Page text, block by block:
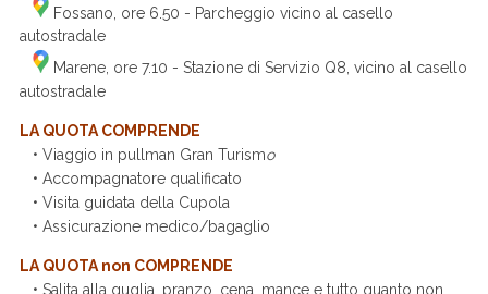
Fossano, ore 6.50 - Parcheggio vicino al casello
autostradale
Marene, ore 7.10 - Stazione di Servizio Q8, vicino al casello
autostradale
LA QUOTA COMPRENDE
• Viaggio in pullman Gran Turismo
• Accompagnatore qualificato
• Visita guidata della Cupola
• Assicurazione medico/bagaglio
LA QUOTA non COMPRENDE
• Salita alla guglia, pranzo, cena, mance e tutto quanto non